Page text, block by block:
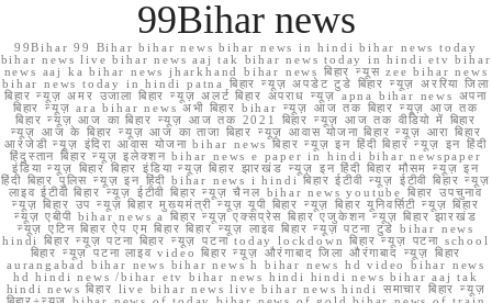
99Bihar news
99Bihar 99 Bihar bihar news bihar news in hindi bihar news today
bihar news live bihar news aaj tak bihar news today in hindi etv bihar
news aaj ka bihar news jharkhand bihar news बिहार न्यूस zee bihar news
bihar news today in hindi patna बिहार न्यूज़ अपडेट टुडे बिहार न्यूज़ अररिया जिला
बिहार न्यूज़ अमर उजाला बिहार न्यूज़ अलर्ट बिहार अपराध न्यूज़ apna bihar news अपना
बिहार न्यूज़ ara bihar news अभी बिहार bihar न्यूज़ आज तक बिहार न्यूज़ आज तक
बिहार न्यूज़ आज का बिहार न्यूज़ आज तक 2021 बिहार न्यूज़ आज तक वीडियो में बिहार
न्यूज़ आज के बिहार न्यूज़ आज का ताजा बिहार न्यूज़ आवास योजना बिहार न्यूज़ आरा बिहार
आरजेडी न्यूज़ इंदिरा आवास योजना bihar news बिहार न्यूज़ इन हिंदी बिहार न्यूज़ इन हिंदी
हिंदुस्तान बिहार न्यूज़ इलेक्शन bihar news e paper in hindi bihar newspaper
इंडिया न्यूज़ बिहार बिहार इंडिया न्यूज़ बिहार झारखंड न्यूज़ इन हिंदी बिहार मौसम न्यूज़ इन
हिंदी बिहार पुलिस न्यूज़ इन हिंदी bihar news i hindi बिहार ईटीवी न्यूज़ ईटीवी बिहार न्यूज़
लाइव ईटीवी बिहार न्यूज़ ईटीवी बिहार न्यूज़ चैनल bihar news youtube बिहार उपचुनाव
न्यूज़ बिहार उप न्यूज़ बिहार मुख्यमंत्री न्यूज़ यूपी बिहार न्यूज़ बिहार यूनिवर्सिटी न्यूज़ बिहार
न्यूज़ एबीपी bihar news a बिहार न्यूज़ एक्सप्रेस बिहार एजुकेशन न्यूज़ बिहार झारखंड
न्यूज़ एटिन बिहार ऐप एम बिहार बिहार न्यूज़ लाइव बिहार न्यूज़ पटना टुडे bihar news
hindi बिहार न्यूज़ पटना बिहार न्यूज़ पटना today lockdown बिहार न्यूज़ पटना school
बिहार न्यूज़ पटना लाइव video बिहार न्यूज़ औरंगाबाद जिला औरंगाबाद न्यूज़ बिहार
aurangabad bihar news bihar news h bihar news hd video bihar news
hd hindi news /bihar etv bihar news hindi hindi news bihar aaj tak
hindi news बिहार live bihar news live bihar news hindi समाचार बिहार न्यूज़